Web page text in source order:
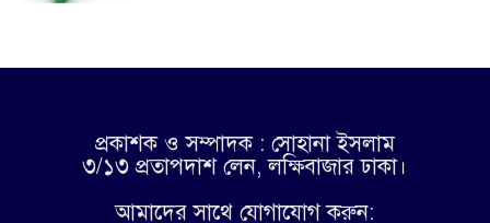
প্রকাশক ও সম্পাদক : সোহানা ইসলাম
৩/১৩ প্রতাপদাশ লেন, লক্ষিবাজার ঢাকা।
আমাদের সাথে যোগাযোগ করুন: